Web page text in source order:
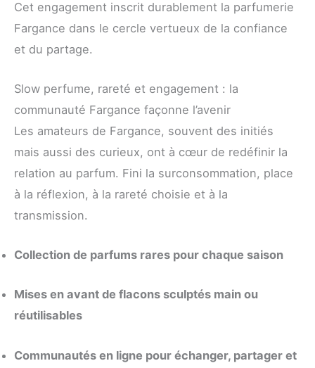
Cet engagement inscrit durablement la parfumerie
Fargance dans le cercle vertueux de la confiance
et du partage.
Slow perfume, rareté et engagement : la
communauté Fargance façonne l’avenir
Les amateurs de Fargance, souvent des initiés
mais aussi des curieux, ont à cœur de redéfinir la
relation au parfum. Fini la surconsommation, place
à la réflexion, à la rareté choisie et à la
transmission.
Collection de parfums rares pour chaque saison
Mises en avant de flacons sculptés main ou
réutilisables
Communautés en ligne pour échanger, partager et